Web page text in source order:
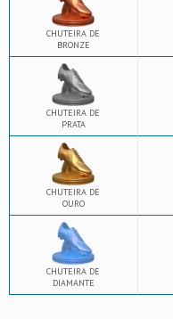
CHUTEIRA DE
BRONZE
CHUTEIRA DE
PRATA
CHUTEIRA DE
OURO
CHUTEIRA DE
DIAMANTE